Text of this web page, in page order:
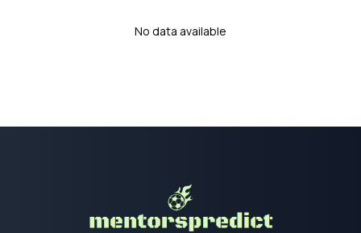
No data available